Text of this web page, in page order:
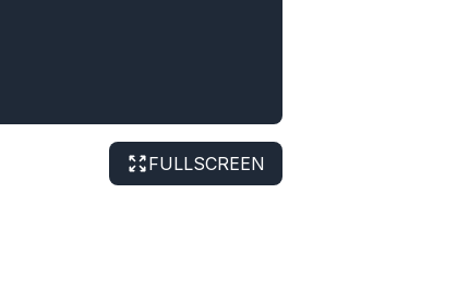
FULLSCREEN